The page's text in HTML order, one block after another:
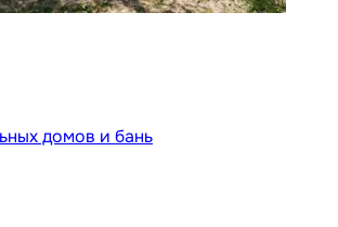
домов и бань